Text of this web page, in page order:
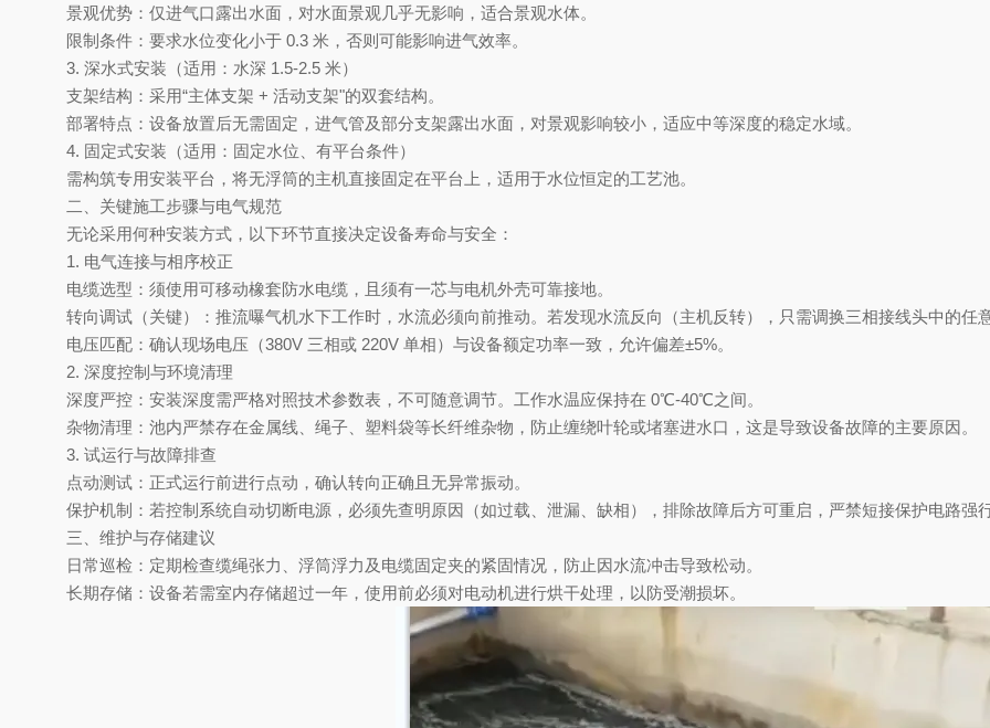
景观优势 ‌：仅进气口露出水面，对水面景观几乎无影响，适合景观水体。
限制条件 ‌：要求水位变化小于 0.3 米，否则可能影响进气效率。
3. 深水式安装（适用：水深 1.5-2.5 米）‌
支架结构 ‌：采用“主体支架 + 活动支架"的双套结构。
部署特点 ‌：设备放置后无需固定，进气管及部分支架露出水面，对景观影响较小，适应中等深度的稳定水域。
4. 固定式安装（适用：固定水位、有平台条件）‌
需构筑专用安装平台，将无浮筒的主机直接固定在平台上，适用于水位恒定的工艺池。
二、关键施工步骤与电气规范
无论采用何种安装方式，以下环节直接决定设备寿命与安全：
1. 电气连接与相序校正‌
电缆选型 ‌：须使用可移动橡套防水电缆，且须有一芯与电机外壳可靠接地。
转向调试（关键）
：推流曝气机水下工作时，水流必须‌向前推动‌。若发现水流反向（主机反转），只需调换三相接线头中的
电压匹配 ‌：确认现场电压（380V 三相或 220V 单相）与设备额定功率一致，允许偏差±5%。
2. 深度控制与环境清理‌
深度严控 ‌：安装深度需严格对照技术参数表，不可随意调节。工作水温应保持在 0℃-40℃之间。
杂物清理 ‌：池内严禁存在金属线、绳子、塑料袋等长纤维杂物，防止缠绕叶轮或堵塞进水口，这是导致设备故障的主要原因。
3. 试运行与故障排查‌
点动测试 ‌：正式运行前进行点动，确认转向正确且无异常振动。
保护机制 ：若控制系统自动切断电源，必须先查明原因（如过载、泄漏、缺相），排除故障后方可重启，严禁短接保护电路强
三、维护与存储建议
日常巡检 ‌：定期检查缆绳张力、浮筒浮力及电缆固定夹的紧固情况，防止因水流冲击导致松动。
长期存储 ‌：设备若需室内存储超过一年，使用前必须对电动机进行烘干处理，以防受潮损坏。